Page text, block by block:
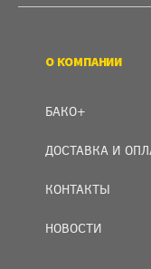
О КОМПАНИИ
БАКО+
ДОСТАВКА И
КОНТАКТЫ
НОВОСТИ